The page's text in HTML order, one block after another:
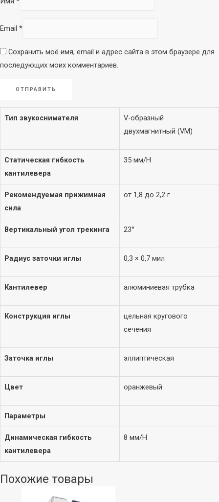
Микрофоны для
блогеров
компьютера
Вокальные
Петличные/с
Настольные
Аксессуары
Email *
Сохранить моё имя, email и адрес сайта в этом браузере для
последующих моих комментариев.
Тип звукоснимателя
V-образный
двухмагнитный (VM)
Статическая гибкость
кантилевера
35 мм/Н
Рекомендуемая прижимная
сила
от 1,8 до 2,2 г
Вертикальный угол трекинга 23°
Радиус заточки иглы 0,3 × 0,7 мил
Кантилевер алюминиевая трубка
Конструкция иглы
цельная кругового
сечения
Заточка иглы эллиптическая
Цвет оранжевый
Параметры
Динамическая гибкость
кантилевера
8 мм/Н
Похожие товары